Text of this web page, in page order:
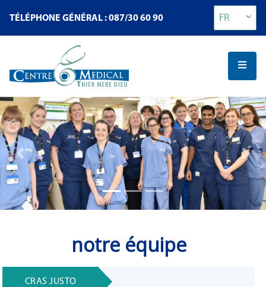
TÉLÉPHONE GÉNÉRAL : 087/30 60 90 FR
Previous Next
notre équipe
CRAS JUSTO